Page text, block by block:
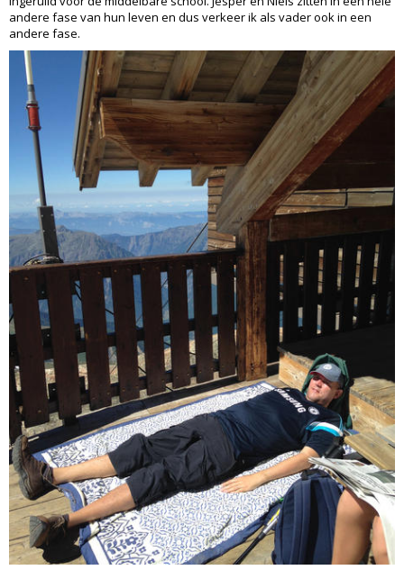
andere fase van hun leven en dus verkeer ik als vader ook in een
andere fase.